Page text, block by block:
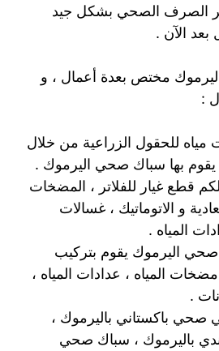
الصرف الصحي بشكل جيد
الآن .
مختص بعدة أعمال ، و
:
للحقول الزراعية من خلال
بها سباك صحي اليرموك .
لكم قطع غيار للفلاتر ، المضخات
و الاتوماتيك ، غسالات
المياه .
اليرموك يقوم بتركيب
مضخات المياه ، عدادات المياه ،
.
صحي باكستاني باليرموك ،
باليرموك ، سباك صحي